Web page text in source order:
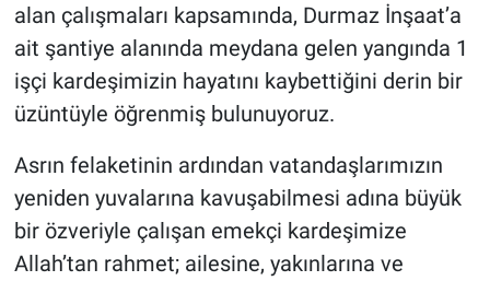
alan çalışmaları kapsamında, Durmaz İnşaat’a
ait şantiye alanında meydana gelen yangında 1
işçi kardeşimizin hayatını kaybettiğini derin bir
üzüntüyle öğrenmiş bulunuyoruz.
Asrın felaketinin ardından vatandaşlarımızın
yeniden yuvalarına kavuşabilmesi adına büyük
bir özveriyle çalışan emekçi kardeşimize
Allah’tan rahmet; ailesine, yakınlarına ve